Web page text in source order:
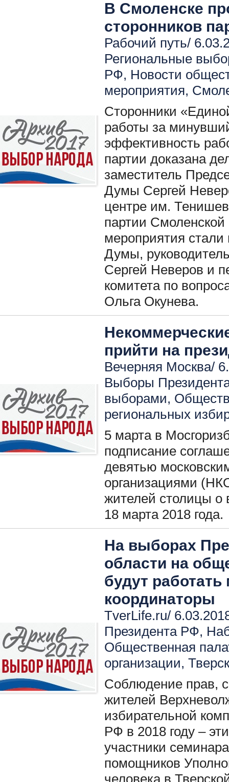
В Смоленске
сторонников
Рабочий путь/
Региональные
РФ, Новости
мероприятия,
Сторонники
работы за
эффективность
партии доказана
заместитель
Думы Сергей
центре им.
партии
мероприятия стали
Думы,
Сергей Неверов и
комитета по
Ольга Окунева.
прийти на
Вечерняя Москва/
Выборы
выборами,
региональных
5 марта в
подписание
девятью
организациями
жителей столицы о
18 марта 2018 года.
На выборах
области на
будут
координаторы
TverLife.ru/
Президента РФ,
Общественная
организации,
Соблюдение прав,
жителей
избирательной
РФ в 2018 году –
участники
помощников
человека в